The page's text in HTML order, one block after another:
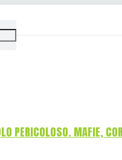
PERICOLOSO. MAFIE,